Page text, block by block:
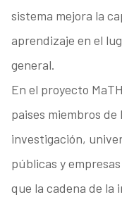
sistema mejora la
aprendizaje en el
general.
En el proyecto
paises miembros
investigación,
públicas y
que la cadena de la